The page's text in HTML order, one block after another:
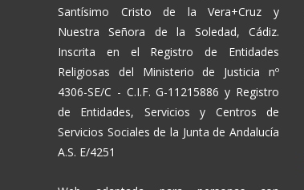
Santísimo Cristo de la Vera+Cruz y
Nuestra Señora de la Soledad, Cádiz.
Inscrita en el Registro de Entidades
Religiosas del Ministerio de Justicia nº
4306-SE/C - C.I.F. G-11215886 y Registro
de Entidades, Servicios y Centros de
Servicios Sociales de la Junta de Andalucía
A.S. E/4251